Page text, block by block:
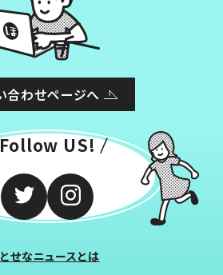
合わせページへ
Follow US!
せなニュースとは